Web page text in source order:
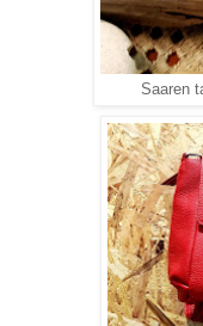
Saaren